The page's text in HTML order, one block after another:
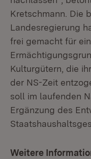
Kretschmann. Die
Landesregierung
frei gemacht für
Kulturgütern, die
der NS-Zeit
soll im laufenden
Ergänzung des
Weitere